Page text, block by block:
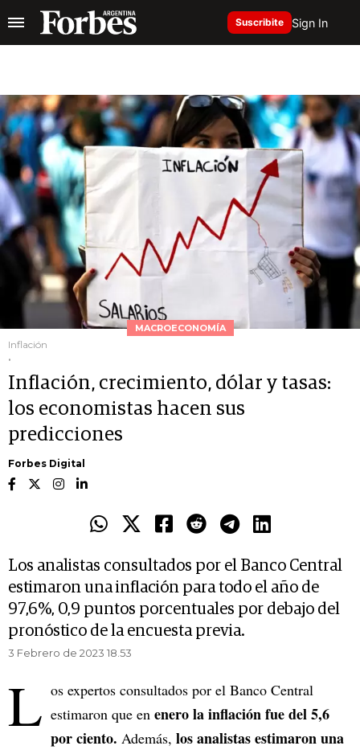
Suscribite Sign In
MACROECONOMÍA
Inflación
.
Inflación, crecimiento, dólar y tasas:
los economistas hacen sus
predicciones
Forbes Digital
Los analistas consultados por el Banco Central
estimaron una inflación para todo el año de
97,6%, 0,9 puntos porcentuales por debajo del
pronóstico de la encuesta previa.
3 Febrero de 2023 18.53
L os expertos consultados por el Banco Central
estimaron que en enero la inflación fue del 5,6
por ciento. Además, los analistas estimaron una